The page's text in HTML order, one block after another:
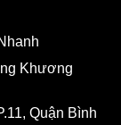
Khương
Quận Bình